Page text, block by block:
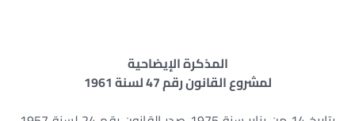
المذكرة الإيضاحية
لمشروع القانون رقم 47 لسنة 1961